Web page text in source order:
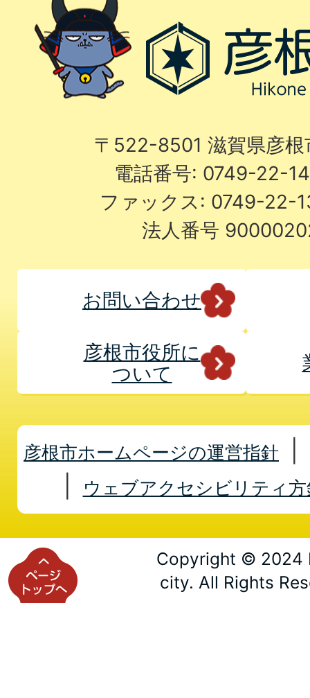
〒522-8501 滋賀県彦
電話番号: 0749-22-
ファックス: 0749-22-
法人番号
お問い合わせ
彦根市役所に
ついて
彦根市ホームページの運営指針
ウェブアクセシビリティ方
Copyright © 2024
city. All Rights